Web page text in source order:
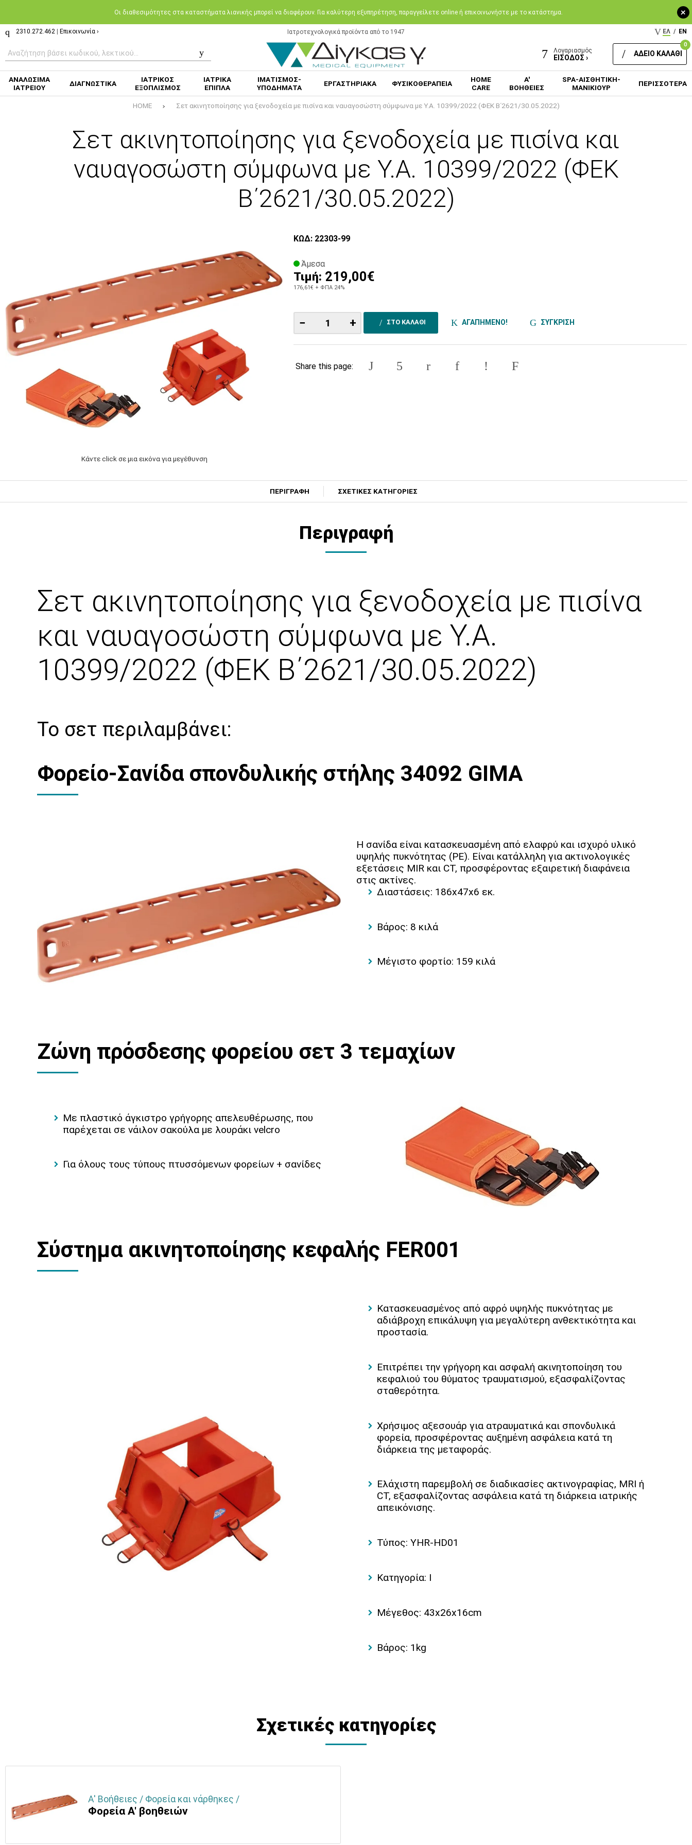
+
Oι διαθεσιμότητες στα καταστήματα λιανικής μπορεί να διαφέρουν. Για καλύτερη εξυπηρέτηση, παραγγείλετε online ή επικοινωνήστε με το κατάστημα.
2310.272.462 Επικοινωνία › Ιατροτεχνολογικά προϊόντα από το 1947 ΕΛ / EN
Λογαριασμός
ΕΙΣΟΔΟΣ ›
0
ΑΔΕΙΟ ΚΑΛΑΘΙ
ΑΝΑΛΩΣΙΜΑ
ΙΑΤΡΕΙΟΥ
ΔΙΑΓΝΩΣΤΙΚΑ
ΙΑΤΡΙΚΟΣ
ΕΞΟΠΛΙΣΜΟΣ
ΙΑΤΡΙΚΑ
ΕΠΙΠΛΑ
ΙΜΑΤΙΣΜΟΣ-
ΥΠΟΔΗΜΑΤΑ
ΕΡΓΑΣΤΗΡΙΑΚΑ ΦΥΣΙΚΟΘΕΡΑΠΕΙΑ
HOME
CARE
Α'
ΒΟΗΘΕΙΕΣ
SPA-ΑΙΣΘΗΤΙΚΗ-
ΜΑΝΙΚΙΟΥΡ
ΠΕΡΙΣΣΟΤΕΡΑ
HOME Σετ ακινητοποίησης για ξενοδοχεία με πισίνα και ναυαγοσώστη σύμφωνα με Υ.Α. 10399/2022 (ΦΕΚ Β΄2621/30.05.2022)
Σετ ακινητοποίησης για ξενοδοχεία με πισίνα και
ναυαγοσώστη σύμφωνα με Υ.Α. 10399/2022 (ΦΕΚ
Β΄2621/30.05.2022)
Κάντε click σε μια εικόνα για μεγέθυνση
ΚΩΔ: 22303-99
Άμεσα
Τιμή: 219,00€
176,61€ + ΦΠΑ 24%
− + ΣΤΟ ΚΑΛΑΘΙ ΑΓΑΠΗΜΕΝΟ! ΣΥΓΚΡΙΣΗ
Share this page:
ΠΕΡΙΓΡΑΦΗ ΣΧΕΤΙΚΕΣ ΚΑΤΗΓΟΡΙΕΣ
Περιγραφή
Σετ ακινητοποίησης για ξενοδοχεία με πισίνα
και ναυαγοσώστη σύμφωνα με Υ.Α.
10399/2022 (ΦΕΚ Β΄2621/30.05.2022)
Το σετ περιλαμβάνει:
Φορείο-Σανίδα σπονδυλικής στήλης 34092 GIMA
Η σανίδα είναι κατασκευασμένη από ελαφρύ και ισχυρό υλικό
υψηλής πυκνότητας (PE). Είναι κατάλληλη για ακτινολογικές
εξετάσεις MIR και CT, προσφέροντας εξαιρετική διαφάνεια
στις ακτίνες.
Διαστάσεις: 186x47x6 εκ.
Βάρος: 8 κιλά
Mέγιστο φορτίο: 159 κιλά
Ζώνη πρόσδεσης φορείου σετ 3 τεμαχίων
Με πλαστικό άγκιστρο γρήγορης απελευθέρωσης, που
παρέχεται σε νάιλον σακούλα με λουράκι velcro
Για όλους τους τύπους πτυσσόμενων φορείων + σανίδες
Σύστημα ακινητοποίησης κεφαλής FER001
Κατασκευασμένος από αφρό υψηλής πυκνότητας με
αδιάβροχη επικάλυψη για μεγαλύτερη ανθεκτικότητα και
προστασία.
Επιτρέπει την γρήγορη και ασφαλή ακινητοποίηση του
κεφαλιού του θύματος τραυματισμού, εξασφαλίζοντας
σταθερότητα.
Χρήσιμος αξεσουάρ για ατραυματικά και σπονδυλικά
φορεία, προσφέροντας αυξημένη ασφάλεια κατά τη
διάρκεια της μεταφοράς.
Ελάχιστη παρεμβολή σε διαδικασίες ακτινογραφίας, MRI ή
CT, εξασφαλίζοντας ασφάλεια κατά τη διάρκεια ιατρικής
απεικόνισης.
Τύπος: YHR-HD01
Κατηγορία: I
Μέγεθος: 43x26x16cm
Βάρος: 1kg
Σχετικές κατηγορίες
Α' Βοήθειες / Φορεία και νάρθηκες /
Φορεία Α' βοηθειών